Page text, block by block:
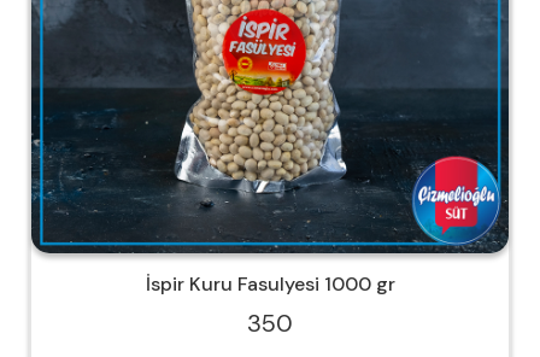
İspir Kuru Fasulyesi 1000 gr
350